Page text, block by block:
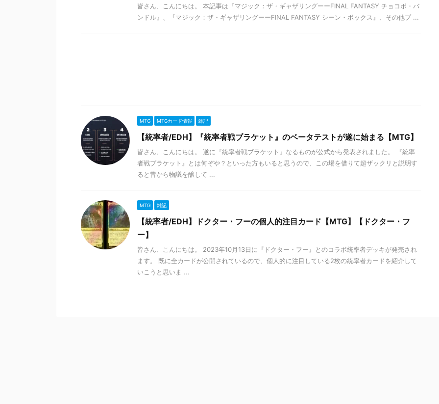
皆さん、こんにちは。 本記事は『マジック：ザ・ギャザリングーーFINAL FANTASY チョコボ・バ
ンドル』、『マジック：ザ・ギャザリングーーFINAL FANTASY シーン・ボックス』、その他プ ...
MTG MTGカード情報 雑記
【統率者/EDH】『統率者戦ブラケット』のベータテストが遂に始まる【MTG】
皆さん、こんにちは。 遂に『統率者戦ブラケット』なるものが公式から発表されました。 『統率
者戦ブラケット』とは何ぞや？といった方もいると思うので、この場を借りて超ザックリと説明す
ると昔から物議を醸して ...
MTG 雑記
【統率者/EDH】ドクター・フーの個人的注目カード【MTG】【ドクター・フ
ー】
皆さん、こんにちは。 2023年10月13日に『ドクター・フー』とのコラボ統率者デッキが発売され
ます。 既に全カードが公開されているので、個人的に注目している2枚の統率者カードを紹介して
いこうと思いま ...